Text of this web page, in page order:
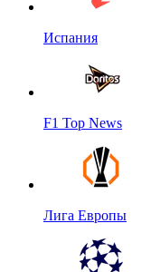
Испания
F1 Top News
Лига Европы